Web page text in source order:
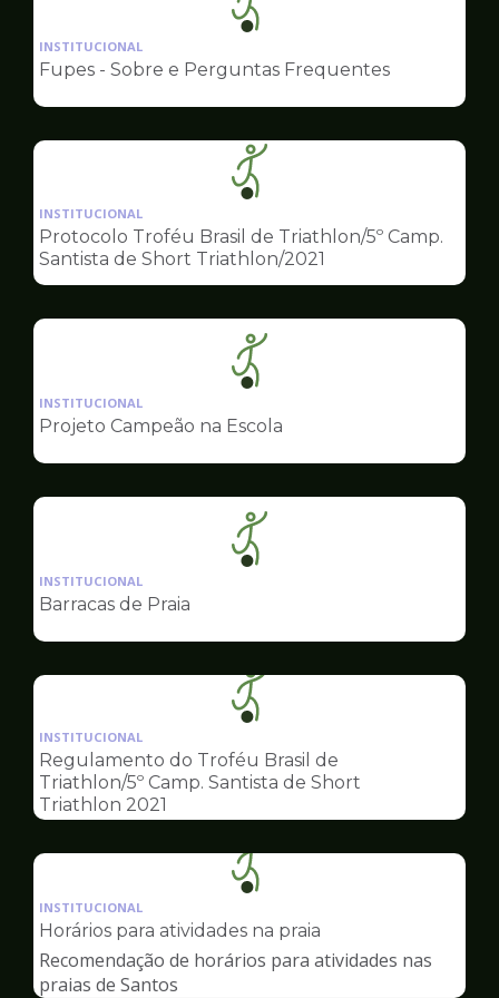
Ilustração
da
pagina
Esportes
INSTITUCIONAL
Fupes - Sobre e Perguntas Frequentes
Ilustração
da
pagina
de
Esportes
INSTITUCIONAL
Protocolo Troféu Brasil de Triathlon/5º Camp.
Santista de Short Triathlon/2021
Ilustração
da
pagina
Esportes
INSTITUCIONAL
Projeto Campeão na Escola
Ilustração
da
Esportes
INSTITUCIONAL
Barracas de Praia
Ilustração
da
pagina
de
INSTITUCIONAL
Regulamento do Troféu Brasil de
Triathlon/5º Camp. Santista de Short
Triathlon 2021
Ilustração
da
pagina
Esportes
INSTITUCIONAL
Horários para atividades na praia
Recomendação de horários para atividades nas
praias de Santos